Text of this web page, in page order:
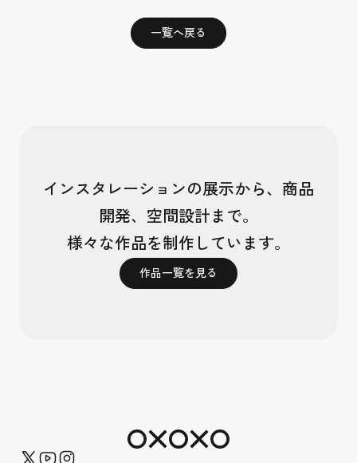
一覧へ戻る
インスタレーションの展示から、商品
開発、空間設計まで。
様々な作品を制作しています。
作品一覧を見る